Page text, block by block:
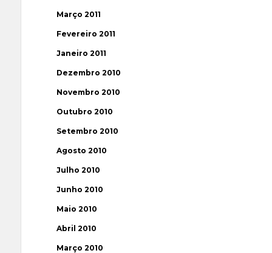
Março 2011
Fevereiro 2011
Janeiro 2011
Dezembro 2010
Novembro 2010
Outubro 2010
Setembro 2010
Agosto 2010
Julho 2010
Junho 2010
Maio 2010
Abril 2010
Março 2010